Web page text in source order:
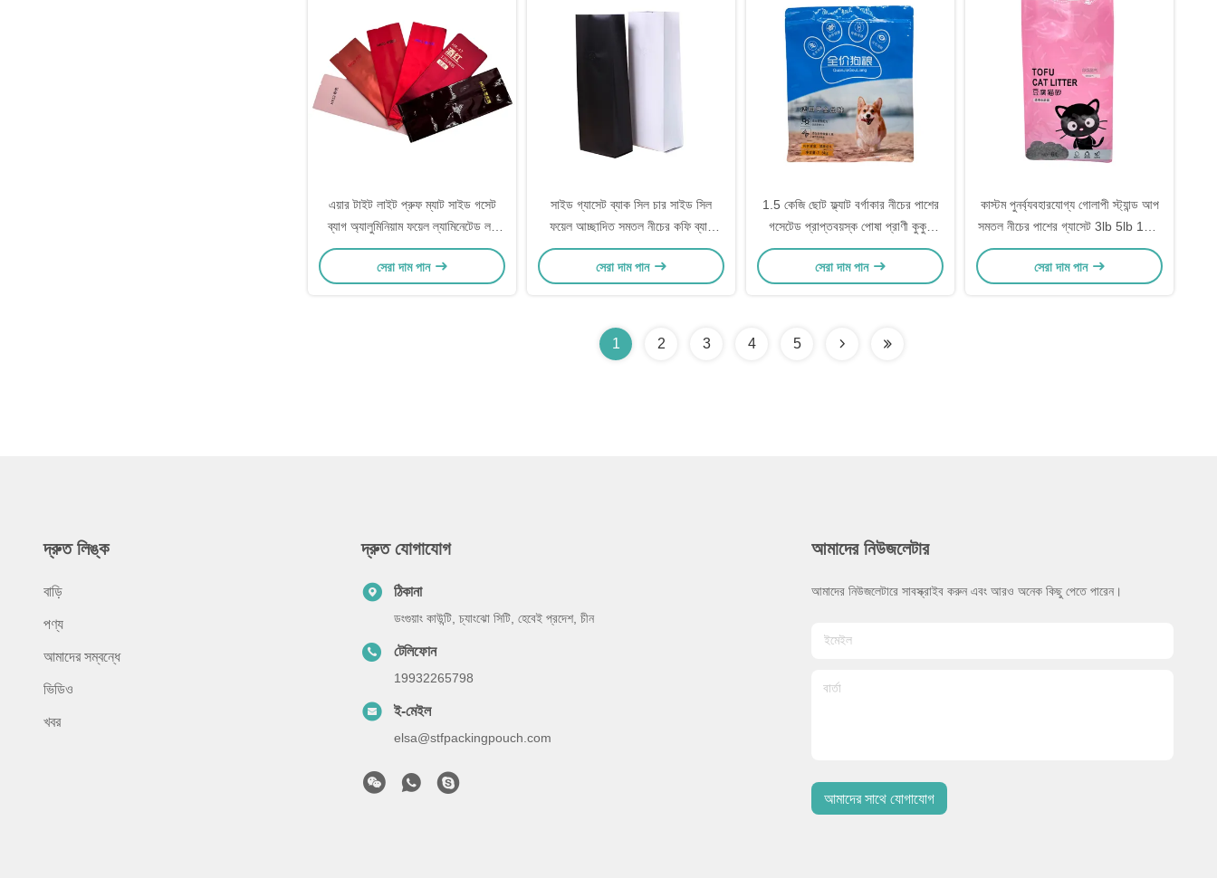
এয়ার টাইট লাইট প্রুফ ম্যাট সাইড গসেট
ব্যাগ অ্যালুমিনিয়াম ফয়েল ল্যামিনেটেড লস
লিফ টি ব্যাগ
সেরা দাম পান
সাইড গ্যাসেট ব্যাক সিল চার সাইড সিল
ফয়েল আচ্ছাদিত সমতল নীচের কফি ব্যাগ
0.5lb 1lb 2lb সাদা কালো ডিগ্যাসিং ভালভ
সহ
সেরা দাম পান
1.5 কেজি ছোট ফ্ল্যাট বর্গাকার নীচের পাশের
গসেটেড প্রাপ্তবয়স্ক পোষা প্রাণী কুকুর
শুকনো খাদ্য প্যাকেজিং ব্যাগ পুনরায় বন্ধযোগ্য
জিপার সহ
সেরা দাম পান
কাস্টম পুনর্ব্যবহারযোগ্য গোলাপী স্ট্যান্ড আপ
সমতল নীচের পাশের গ্যাসেট 3lb 5lb 10lb
পরিষ্কার উইন্ডো সহ বিড়াল লিটার প্যাকেজিং
ব্যাগ
সেরা দাম পান
1 2 3 4 5
দ্রুত লিঙ্ক
বাড়ি
পণ্য
আমাদের সম্বন্ধে
ভিডিও
খবর
দ্রুত যোগাযোগ
ঠিকানা
ডংগুয়াং কাউন্টি, চ্যাংঝো সিটি, হেবেই প্রদেশ, চীন
টেলিফোন
19932265798
ই-মেইল
elsa@stfpackingpouch.com
আমাদের নিউজলেটার
আমাদের নিউজলেটারে সাবস্ক্রাইব করুন এবং আরও অনেক কিছু পেতে পারেন।
আমাদের সাথে যোগাযোগ